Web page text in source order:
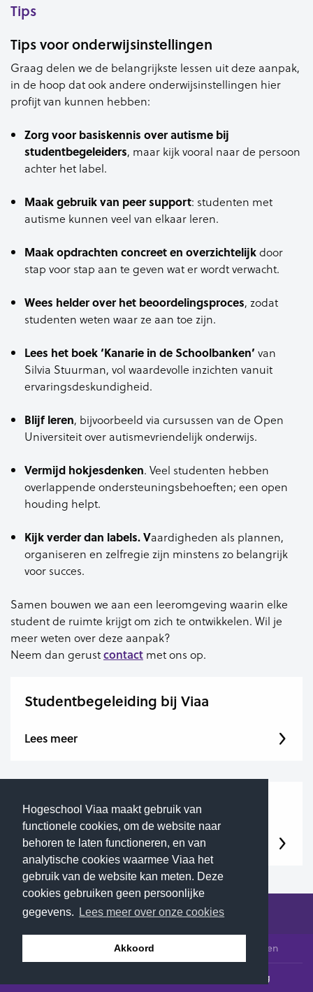
Hogeschool Viaa maakt gebruik van
functionele cookies, om de website naar
behoren te laten functioneren, en van
analytische cookies waarmee Viaa het
gebruik van de website kan meten. Deze
cookies gebruiken geen persoonlijke
gegevens.
Lees meer over onze cookies
Akkoord
Tips
Tips voor onderwijsinstellingen
Graag delen we de belangrijkste lessen uit deze aanpak,
in de hoop dat ook andere onderwijsinstellingen hier
profijt van kunnen hebben:
Zorg voor basiskennis over autisme bij
studentbegeleiders, maar kijk vooral naar de persoon
achter het label.
Maak gebruik van peer support: studenten met
autisme kunnen veel van elkaar leren.
Maak opdrachten concreet en overzichtelijkdoor
stap voor stap aan te geven wat er wordt verwacht.
Wees helder over het beoordelingsproces, zodat
studenten weten waar ze aan toe zijn.
Lees het boek ‘Kanarie in de Schoolbanken’ van
Silvia Stuurman, vol waardevolle inzichten vanuit
ervaringsdeskundigheid.
Blijf leren, bijvoorbeeld via cursussen van de Open
Universiteit over autismevriendelijk onderwijs.
Vermijd hokjesdenken. Veel studenten hebben
overlappende ondersteuningsbehoeften; een open
houding helpt.
Kijk verder dan labels. Vaardigheden als plannen,
organiseren en zelfregie zijn minstens zo belangrijk
voor succes.
Samen bouwen we aan een leeromgeving waarin elke
student de ruimte krijgt om zich te ontwikkelen. Wil je
meer weten over deze aanpak?
Neem dan gerustcontact met ons op.
Studentbegeleiding bij Viaa
Lees meer
Studentendecanaat
Lees meer
© 2026 Hogeschool Viaa - Alle rechten voorbehouden
Privacyverklaring